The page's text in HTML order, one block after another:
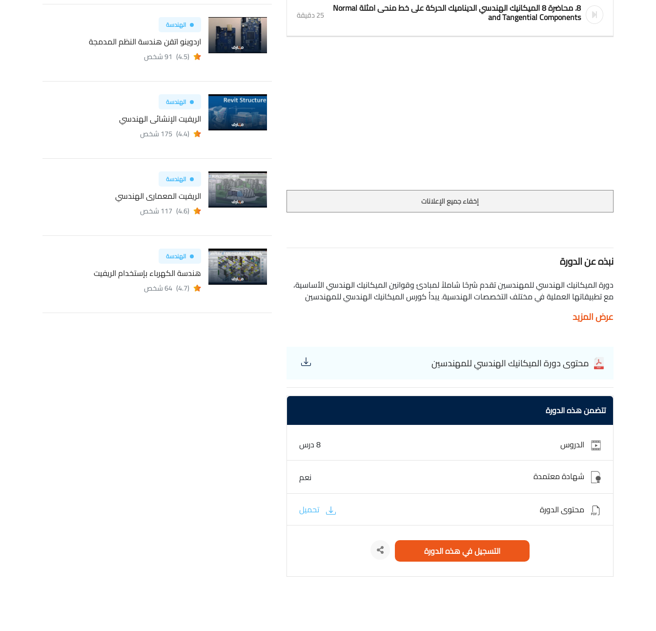
8. محاضرة 8 الميكانيك الهندسي الديناميك الحركة على خط منحى امثلة Normal
and Tangential Components 25 دقيقة
إخفاء جميع الإعلانات
نبذه عن الدورة
دورة الميكانيك الهندسي للمهندسين تقدم شرحًا شاملاً لمبادئ وقوانين الميكانيك الهندسي الأساسية،
مع تطبيقاتها العملية في مختلف التخصصات الهندسية. يبدأ كورس الميكانيك الهندسي للمهندسين
مفاهيم الديناميكا الهندسية، مثل الحركة، التسارع، وتطبيقات قوانين نيوتن. يتم التركيز على تحليل
المفاهيم وتحليل الأنظمة. الدورة مصممة للمهندسين وطلاب الهندسة من جميع التخصصات، وتهدف
إلى تعزيز الفهم النظري والتطبيقي للميكانيكا الهندسية، مما يتيح لهم تصميم وتحليل الأنظمة بفعالية
عرض المزيد
محتوى دورة الميكانيك الهندسي للمهندسين
تتضمن هذه الدورة
الدروس 8 درس
شهادة معتمدة نعم
محتوى الدورة تحميل
التسجيل في هذه الدورة
الهندسة
اردوينو اتقن هندسة النظم المدمجة
(4.5) 91 شخص
الهندسة
الريفيت الإنشائى الهندسي
(4.4) 175 شخص
الهندسة
الريفيت المعمارى الهندسي
(4.6) 117 شخص
الهندسة
هندسة الكهرباء بإستخدام الريفيت
(4.7) 64 شخص